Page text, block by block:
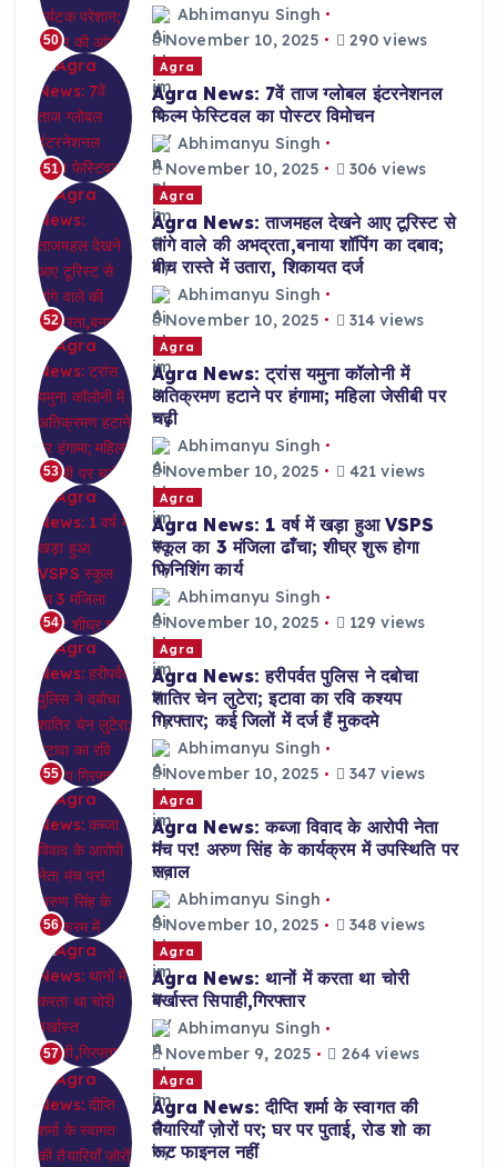
50
Abhimanyu Singh
November 10, 2025
290 views
51
Agra
Agra News: 7वें ताज ग्लोबल इंटरनेशनल
फिल्म फेस्टिवल का पोस्टर विमोचन
Abhimanyu Singh
November 10, 2025
306 views
52
Agra
Agra News: ताजमहल देखने आए टूरिस्ट से
तांगे वाले की अभद्रता,बनाया शॉपिंग का दबाव;
बीच रास्ते में उतारा, शिकायत दर्ज
Abhimanyu Singh
November 10, 2025
314 views
53
Agra
Agra News: ट्रांस यमुना कॉलोनी में
अतिक्रमण हटाने पर हंगामा; महिला जेसीबी पर
चढ़ी
Abhimanyu Singh
November 10, 2025
421 views
54
Agra
Agra News: 1 वर्ष में खड़ा हुआ VSPS
स्कूल का 3 मंजिला ढाँचा; शीघ्र शुरू होगा
फिनिशिंग कार्य
Abhimanyu Singh
November 10, 2025
129 views
55
Agra
Agra News: हरीपर्वत पुलिस ने दबोचा
शातिर चेन लुटेरा; इटावा का रवि कश्यप
गिरफ्तार; कई जिलों में दर्ज हैं मुकदमे
Abhimanyu Singh
November 10, 2025
347 views
56
Agra
Agra News: कब्जा विवाद के आरोपी नेता
मंच पर! अरुण सिंह के कार्यक्रम में उपस्थिति पर
सवाल
Abhimanyu Singh
November 10, 2025
348 views
57
Agra
Agra News: थानों में करता था चोरी
बर्खास्त सिपाही,गिरफ्तार
Abhimanyu Singh
November 9, 2025
264 views
Agra
Agra News: दीप्ति शर्मा के स्वागत की
तैयारियाँ ज़ोरों पर; घर पर पुताई, रोड शो का
रूट फाइनल नहीं